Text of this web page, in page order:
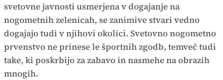
svetovne javnosti usmerjena v dogajanje na
nogometnih zelenicah, se zanimive stvari vedno
dogajajo tudi v njihovi okolici. Svetovno nogometno
prvenstvo ne prinese le športnih zgodb, temveč tudi
take, ki poskrbijo za zabavo in nasmehe na obrazih
mnogih.